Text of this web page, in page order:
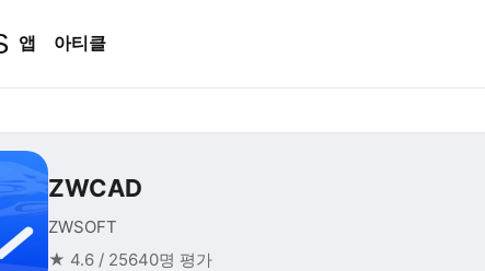
앱 아티클
ZWCAD
ZWSOFT
★ 4.6 / 25640명 평가